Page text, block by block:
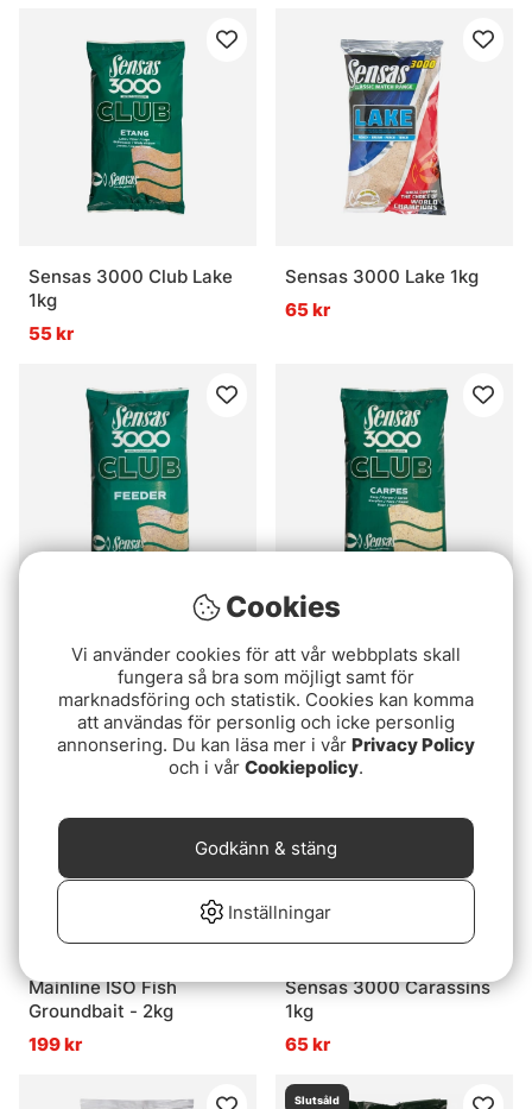
Sensas 3000 Club Lake
1kg
55 kr
Sensas 3000 Lake 1kg
65 kr
Feeder 1kg
CARPES 1KG
65 kr
Mainline ISO Fish
Groundbait - 2kg
199 kr
Sensas 3000 Carassins
1kg
65 kr
Slutsåld
Cookies
Vi använder cookies för att vår webbplats skall
fungera så bra som möjligt samt för
marknadsföring och statistik. Cookies kan komma
att användas för personlig och icke personlig
annonsering. Du kan läsa mer i vår Privacy Policy
och i vår Cookiepolicy.
Inställningar
Godkänn & stäng